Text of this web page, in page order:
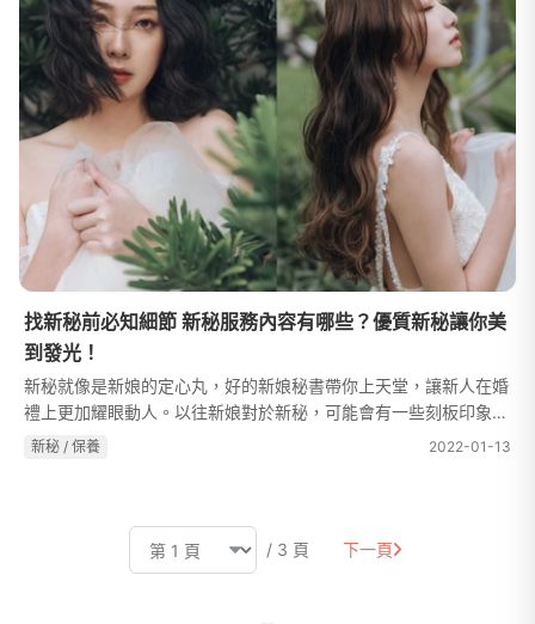
找新秘前必知細節 新秘服務內容有哪些？優質新秘讓你美
到發光！
新秘就像是新娘的定心丸，好的新娘秘書帶你上天堂，讓新人在婚
禮上更加耀眼動人。以往新娘對於新秘，可能會有一些刻板印象、
錯誤迷思，像是新秘要幫新娘理裙擺、整理婚服、婚宴全程跟在身
新秘 / 保養 2022-01-13
/ 3 頁 下一頁